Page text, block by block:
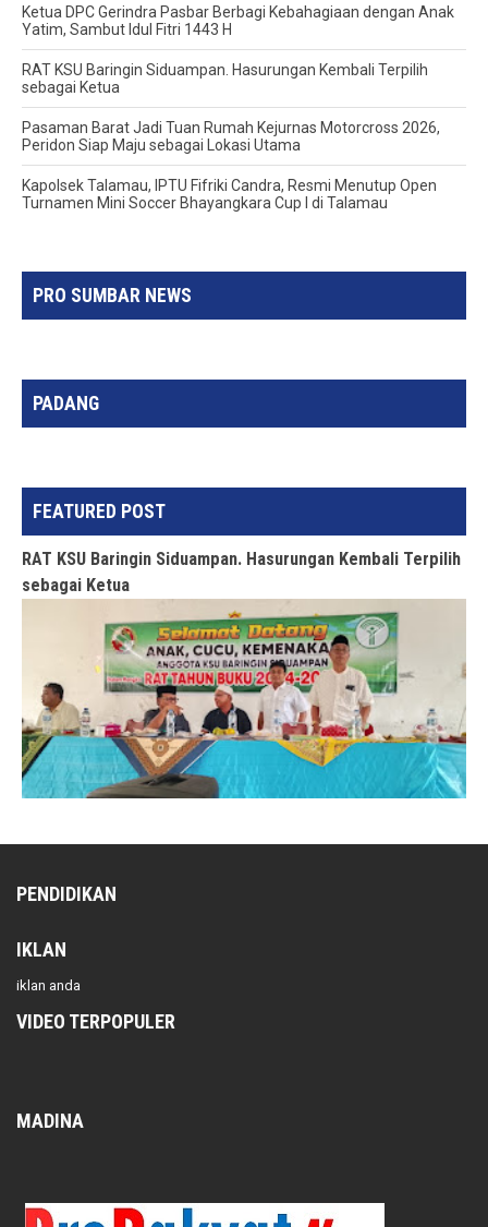
Ketua DPC Gerindra Pasbar Berbagi Kebahagiaan dengan Anak
Yatim, Sambut Idul Fitri 1443 H
RAT KSU Baringin Siduampan. Hasurungan Kembali Terpilih
sebagai Ketua
Pasaman Barat Jadi Tuan Rumah Kejurnas Motorcross 2026,
Peridon Siap Maju sebagai Lokasi Utama
Kapolsek Talamau, IPTU Fifriki Candra, Resmi Menutup Open
Turnamen Mini Soccer Bhayangkara Cup I di Talamau
PRO SUMBAR NEWS
PADANG
FEATURED POST
RAT KSU Baringin Siduampan. Hasurungan Kembali Terpilih
sebagai Ketua
PENDIDIKAN
IKLAN
iklan anda
VIDEO TERPOPULER
MADINA